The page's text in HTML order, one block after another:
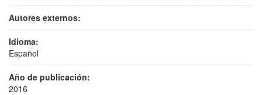
Autores externos:
Idioma:
Español
Año de publicación:
2016